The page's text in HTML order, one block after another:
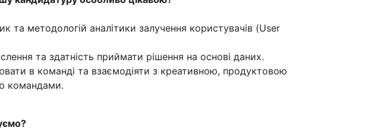
та методологій аналітики залучення користувачів (User
та здатність приймати рішення на основі даних.
в команді та взаємодіяти з креативною, продуктовою
командами.